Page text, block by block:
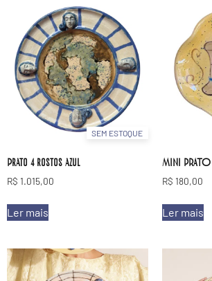
SEM ESTOQUE
Prato 4 rostos azul
R$ 1.015,00
Ler mais
MINI
R$ 180,00
Ler mais